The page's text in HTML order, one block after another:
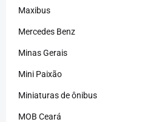
Maxibus
Mercedes Benz
Minas Gerais
Mini Paixão
Miniaturas de ônibus
MOB Ceará